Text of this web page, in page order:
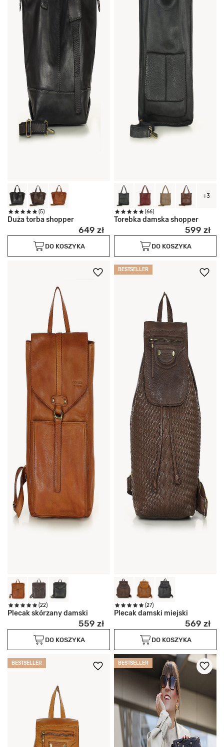
(5)
Duża torba shopper
649 zł
DO KOSZYKA
+3
(66)
Torebka damska shopper
599 zł
DO KOSZYKA
(22)
Plecak skórzany damski
559 zł
DO KOSZYKA
BESTSELLER
(27)
Plecak damski miejski
569 zł
DO KOSZYKA
BESTSELLER BESTSELLER